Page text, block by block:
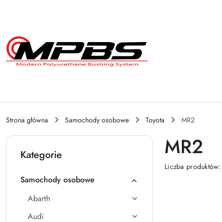
Przejdź do treści głównej
Przejdź do wyszukiwarki
Przejdź do moje konto
Przejdź do menu głównego
Przejdź do stopki
Strona główna Samochody osobowe Toyota MR2
Kategorie
Samochody osobowe
Abarth
Audi
MR2
Liczba